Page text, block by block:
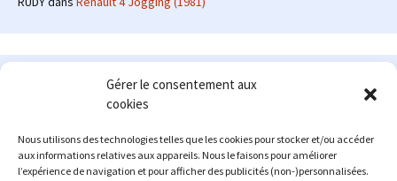
Gérer le consentement aux
cookies
Nous utilisons des technologies telles que les cookies pour stocker et/ou accéder
aux informations relatives aux appareils. Nous le faisons pour améliorer
l’expérience de navigation et pour afficher des publicités (non-)personnalisées.
Le site en quelques mots
: passionné d'automobile ancienne depuis de
nombreuses années, j'ai commencé à partager ma passion sur
internet à partir de 2009 au travers d'un blog qui a connu un relatif
succès. Fin 2013, je décide de prendre mon autonomie et me lancer